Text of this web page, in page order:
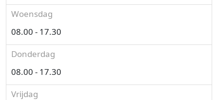
Woensdag
08.00 - 17.30
Donderdag
08.00 - 17.30
Vrijdag